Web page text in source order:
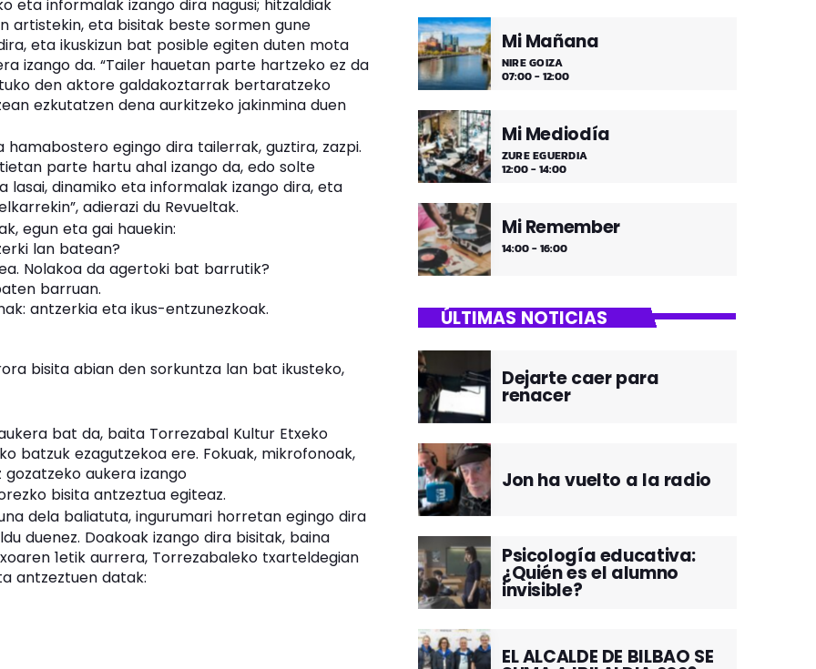
eta informalak izango dira nagusi; hitzaldiak
artistekin, eta bisitak beste sormen gune
eta ikuskizun bat posible egiten duten mota
izango da. “Tailer hauetan parte hartzeko ez da
den aktore galdakoztarrak bertaratzeko
ezkutatzen dena aurkitzeko jakinmina duen
egingo dira tailerrak, guztira, zazpi.
parte hartu ahal izango da, edo solte
lasai, dinamiko eta informalak izango dira, eta
adierazi du Revueltak.
egun eta gai hauekin:
lan batean?
Nolakoa da agertoki bat barrutik?
barruan.
antzerkia eta ikus-entzunezkoak.
bisita abian den sorkuntza lan bat ikusteko,
bat da, baita Torrezabal Kultur Etxeko
batzuk ezagutzekoa ere. Fokuak, mikrofonoak,
aukera izango
bisita antzeztua egiteaz.
dela baliatuta, ingurumari horretan egingo dira
duenez. Doakoak izango dira bisitak, baina
1etik aurrera, Torrezabaleko txarteldegian
antzeztuen datak:
Mi Mañana
NIRE GOIZA
07:00 - 12:00
Mi Mediodía
ZURE EGUERDIA
12:00 - 14:00
Mi Remember
14:00 - 16:00
ÚLTIMAS NOTICIAS
Dejarte caer para
renacer
Jon ha vuelto a la radio
Psicología educativa:
¿Quién es el alumno
invisible?
EL ALCALDE DE BILBAO SE